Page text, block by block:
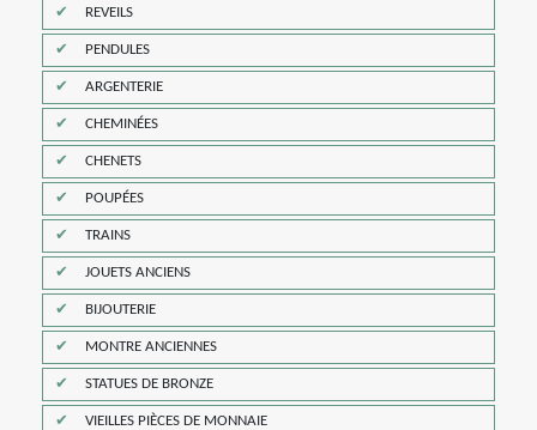
REVEILS
PENDULES
ARGENTERIE
CHEMINÉES
CHENETS
POUPÉES
TRAINS
JOUETS ANCIENS
BIJOUTERIE
MONTRE ANCIENNES
STATUES DE BRONZE
VIEILLES PIÈCES DE MONNAIE